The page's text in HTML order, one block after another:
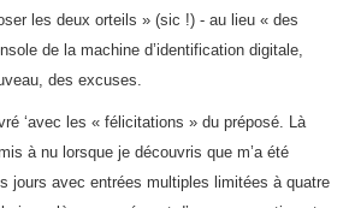
les deux orteils » (sic !) - au lieu « des
de la machine d’identification digitale,
des excuses.
‘avec les « félicitations » du préposé. Là
à nu lorsque je découvris que m’a été
jours avec entrées multiples limitées à quatre